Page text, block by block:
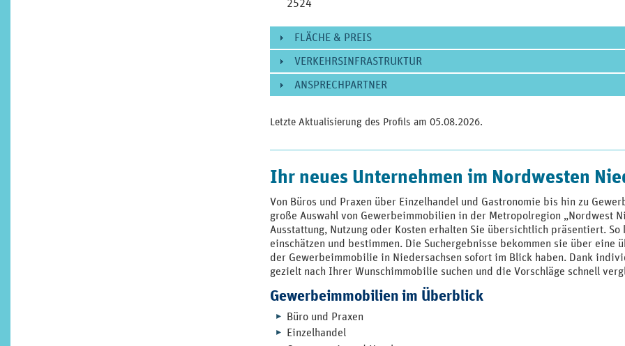
2524
FLÄCHE & PREIS
VERKEHRSINFRASTRUKTUR
ANSPRECHPARTNER
Letzte Aktualisierung des Profils am 05.08.2026.
Ihr neues Unternehmen im Nordwesten
Von Büros und Praxen über Einzelhandel und Gastronomie bis hin zu
große Auswahl von Gewerbeimmobilien in der Metropolregion „Nordwest
Ausstattung, Nutzung oder Kosten erhalten Sie übersichtlich präsentiert.
einschätzen und bestimmen. Die Suchergebnisse bekommen sie über eine
der Gewerbeimmobilie in Niedersachsen sofort im Blick haben. Dank
gezielt nach Ihrer Wunschimmobilie suchen und die Vorschläge schnell
Gewerbeimmobilien im Überblick
Büro und Praxen
Einzelhandel